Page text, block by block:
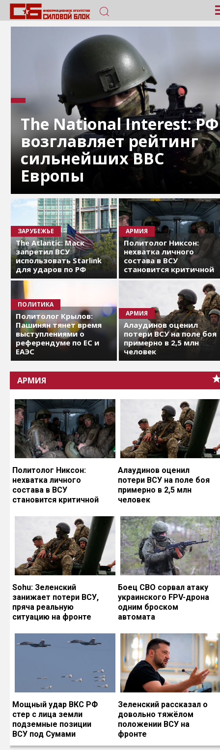
The National Interest: РФ
возглавляет рейтинг
сильнейших ВВС
Европы
ЗАРУБЕЖЬЕ
The Atlantic: Маск
запретил ВСУ
использовать Starlink
для ударов по РФ
АРМИЯ
Политолог Никсон:
нехватка личного
состава в ВСУ
становится критичной
ПОЛИТИКА
Политолог Крылов:
Пашинян тянет время
выступлениями о
референдуме по ЕС и
ЕАЭС
АРМИЯ
Алаудинов оценил
потери ВСУ на поле боя
примерно в 2,5 млн
человек
АРМИЯ
Политолог Никсон:
нехватка личного
состава в ВСУ
становится критичной
Алаудинов оценил
потери ВСУ на поле боя
примерно в 2,5 млн
человек
Sohu: Зеленский
занижает потери ВСУ,
пряча реальную
ситуацию на фронте
Боец СВО сорвал атаку
украинского FPV-дрона
одним броском
автомата
Мощный удар ВКС РФ
стер с лица земли
подземные позиции
ВСУ под Сумами
Зеленский рассказал о
довольно тяжёлом
положении ВСУ на
фронте